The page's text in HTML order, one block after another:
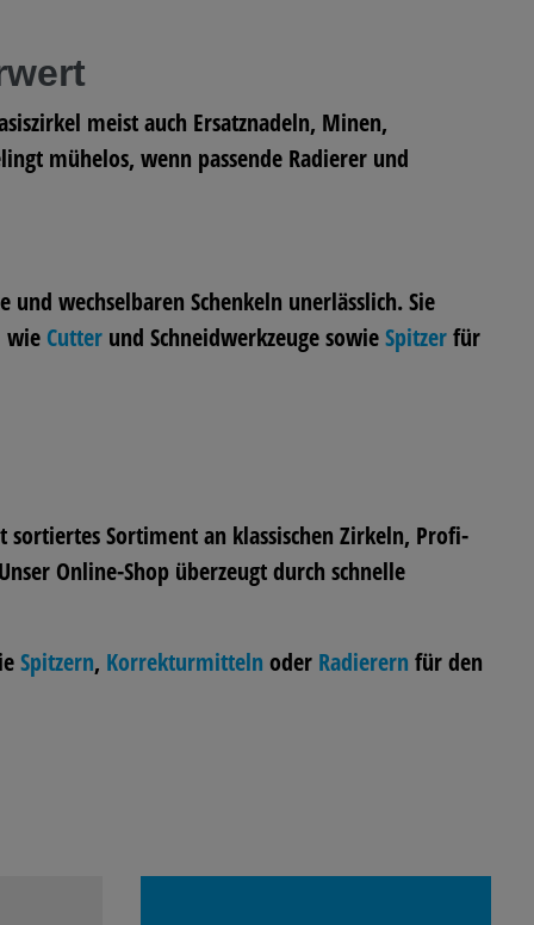
meist auch Ersatznadeln, Minen,
mühelos, wenn passende Radierer und
wechselbaren Schenkeln unerlässlich. Sie
wie Cutter und Schneidwerkzeuge sowieSpitzerfür
Sortiment an klassischen Zirkeln, Profi-
Online-Shop überzeugt durch schnelle
Spitzern, Korrekturmitteln oder Radierern für den